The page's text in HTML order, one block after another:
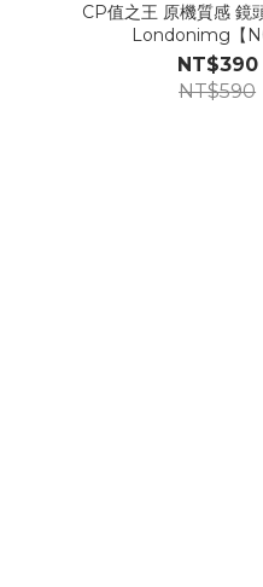
CP值之王 原機質感 鏡
Londonimg【
NT$390
NT$590